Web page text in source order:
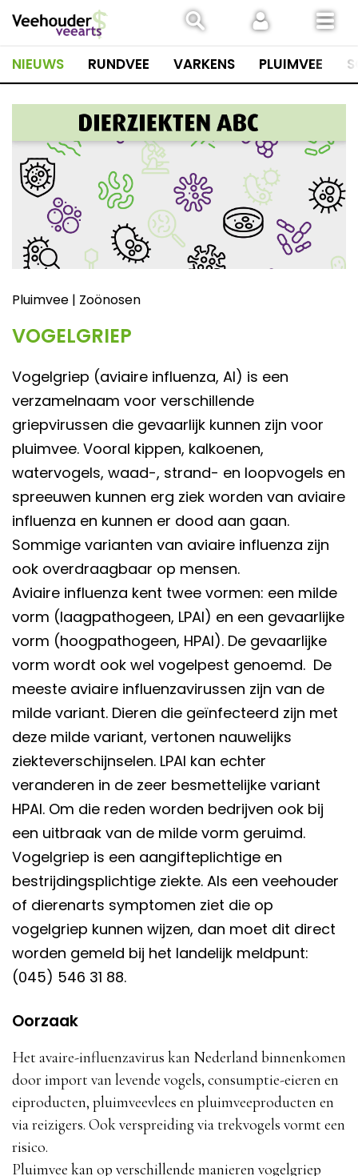
naar
inhoud
NIEUWS RUNDVEE VARKENS PLUIMVEE
Pluimvee | Zoönosen
VOGELGRIEP
Vogelgriep (aviaire influenza, AI) is een
verzamelnaam voor verschillende
griepvirussen die gevaarlijk kunnen zijn voor
pluimvee. Vooral kippen, kalkoenen,
watervogels, waad-, strand- en loopvogels en
spreeuwen kunnen erg ziek worden van aviaire
influenza en kunnen er dood aan gaan.
Sommige varianten van aviaire influenza zijn
ook overdraagbaar op mensen.
Aviaire influenza kent twee vormen: een milde
vorm (laagpathogeen, LPAI) en een gevaarlijke
vorm (hoogpathogeen, HPAI). De gevaarlijke
vorm wordt ook wel vogelpest genoemd. De
meeste aviaire influenzavirussen zijn van de
milde variant. Dieren die geïnfecteerd zijn met
deze milde variant, vertonen nauwelijks
ziekteverschijnselen. LPAI kan echter
veranderen in de zeer besmettelijke variant
HPAI. Om die reden worden bedrijven ook bij
een uitbraak van de milde vorm geruimd.
Vogelgriep is een aangifteplichtige en
bestrijdingsplichtige ziekte. Als een veehouder
of dierenarts symptomen ziet die op
vogelgriep kunnen wijzen, dan moet dit direct
worden gemeld bij het landelijk meldpunt:
(045) 546 31 88.
Oorzaak
Het avaire-influenzavirus kan Nederland binnenkomen
door import van levende vogels, consumptie-eieren en
eiproducten, pluimveevlees en pluimveeproducten en
via reizigers. Ook verspreiding via trekvogels vormt een
risico.
Pluimvee kan op verschillende manieren vogelgriep